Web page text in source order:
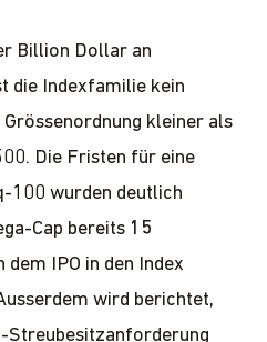
Billion Dollar an
die Indexfamilie kein
kleiner als
Die Fristen für eine
100 wurden deutlich
Cap bereits 15
dem IPO in den Index
wird berichtet,
Streubesitzanforderung